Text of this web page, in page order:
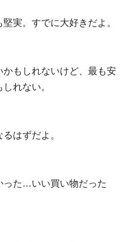
実。すでに大好きだよ。
もしれないけど、最も安
れない。
はずだよ。
った…いい買い物だった